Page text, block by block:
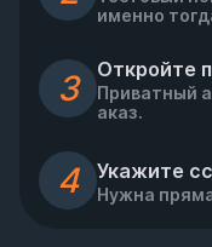
именно
3 Откройте
Приватный
аказ.
4 Укажите
Нужна